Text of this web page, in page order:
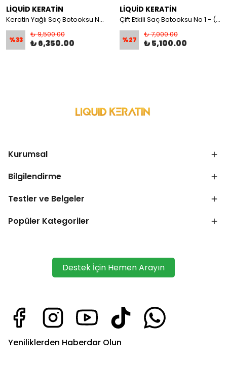
LİQUİD KERATİN
Keratin Yağlı Saç Botooksu No 2 (Onarım + Yoğun Nem) Keratin Bakım Seti - Yanan Yıpranan Kuru Saçlara
%33
₺ 9,500.00
₺ 6,350.00
LİQUİD KERATİN
Çift Etkili Saç Botooksu No 1 - (Onarım + Bakım) Keratin Seti - Yanan Yıpranan Kabaran Saçlara
%27
₺ 7,000.00
₺ 5,100.00
Kurumsal
Bilgilendirme
Testler ve Belgeler
Popüler Kategoriler
Destek İçin Hemen Arayın
Yeniliklerden Haberdar Olun